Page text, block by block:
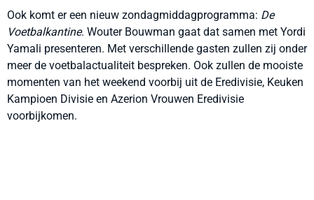
Ook komt er een nieuw zondagmiddagprogramma: De
Voetbalkantine. Wouter Bouwman gaat dat samen met Yordi
Yamali presenteren. Met verschillende gasten zullen zij onder
meer de voetbalactualiteit bespreken. Ook zullen de mooiste
momenten van het weekend voorbij uit de Eredivisie, Keuken
Kampioen Divisie en Azerion Vrouwen Eredivisie
voorbijkomen.